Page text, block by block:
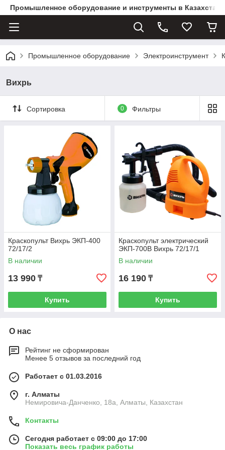
Промышленное оборудование и инструменты в
Промышленное оборудование Электроинструмент
Вихрь
Сортировка 0 Фильтры
Краскопульт Вихрь ЭКП-400
72/17/2
В наличии
13 990 ₸
Купить
Краскопульт электрический
ЭКП-700В Вихрь 72/17/1
В наличии
16 190 ₸
Купить
О нас
Рейтинг не сформирован
Менее 5 отзывов за последний год
Работает с 01.03.2016
г. Алматы
Немировича-Данченко, 18а, Алматы, Казахстан
Контакты
Сегодня работает с 09:00 до 17:00
Показать весь график работы